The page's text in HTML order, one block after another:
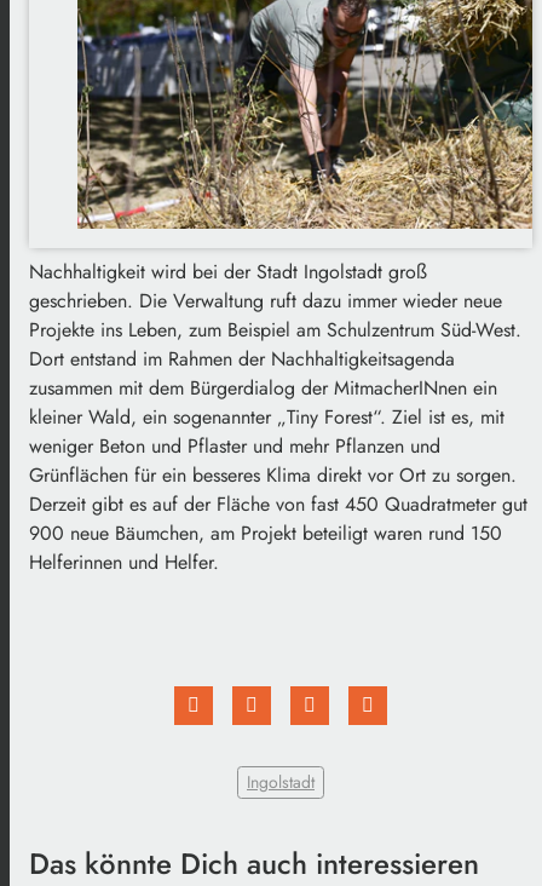
Nachhaltigkeit wird bei der Stadt Ingolstadt groß
geschrieben. Die Verwaltung ruft dazu immer wieder neue
Projekte ins Leben, zum Beispiel am Schulzentrum Süd-West.
Dort entstand im Rahmen der Nachhaltigkeitsagenda
zusammen mit dem Bürgerdialog der MitmacherINnen ein
kleiner Wald, ein sogenannter „Tiny Forest“. Ziel ist es, mit
weniger Beton und Pflaster und mehr Pflanzen und
Grünflächen für ein besseres Klima direkt vor Ort zu sorgen.
Derzeit gibt es auf der Fläche von fast 450 Quadratmeter gut
900 neue Bäumchen, am Projekt beteiligt waren rund 150
Helferinnen und Helfer.
Ingolstadt
Das könnte Dich auch interessieren